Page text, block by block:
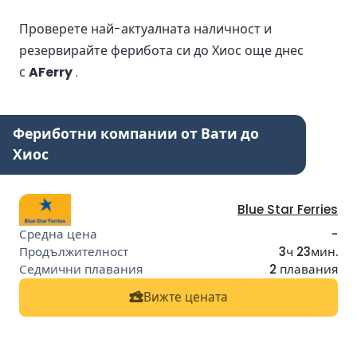
Проверете най-актуалната наличност и
резервирайте ферибота си до Хиос още днес
с AFerry.
Фериботни компании от Вати до
Хиос
Blue Star Ferries
-
3ч 23мин.
2 плавания
Вижте цената